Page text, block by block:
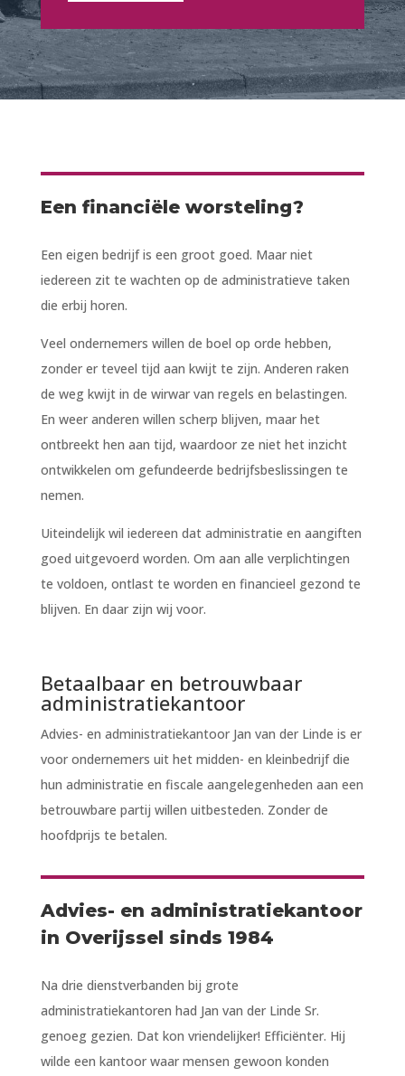
Een financiële worsteling?
Een eigen bedrijf is een groot goed. Maar niet
iedereen zit te wachten op de administratieve taken
die erbij horen.
Veel ondernemers willen de boel op orde hebben,
zonder er teveel tijd aan kwijt te zijn. Anderen raken
de weg kwijt in de wirwar van regels en belastingen.
En weer anderen willen scherp blijven, maar het
ontbreekt hen aan tijd, waardoor ze niet het inzicht
ontwikkelen om gefundeerde bedrijfsbeslissingen te
nemen.
Uiteindelijk wil iedereen dat administratie en aangiften
goed uitgevoerd worden. Om aan alle verplichtingen
te voldoen, ontlast te worden en financieel gezond te
blijven. En daar zijn wij voor.
Betaalbaar en betrouwbaar
administratiekantoor
Advies- en administratiekantoor Jan van der Linde is er
voor ondernemers uit het midden- en kleinbedrijf die
hun administratie en fiscale aangelegenheden aan een
betrouwbare partij willen uitbesteden. Zonder de
hoofdprijs te betalen.
Advies- en administratiekantoor
in Overijssel sinds 1984
Na drie dienstverbanden bij grote
administratiekantoren had Jan van der Linde Sr.
genoeg gezien. Dat kon vriendelijker! Efficiënter. Hij
wilde een kantoor waar mensen gewoon konden